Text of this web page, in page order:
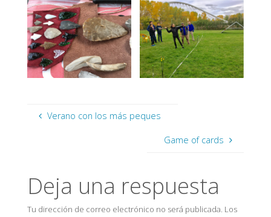
Verano con los más peques
Game of cards
Deja una respuesta
Tu dirección de correo electrónico no será publicada. Los